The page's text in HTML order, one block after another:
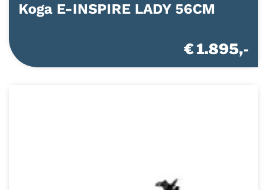
Koga E-INSPIRE LADY 56CM
€ 1.895,-